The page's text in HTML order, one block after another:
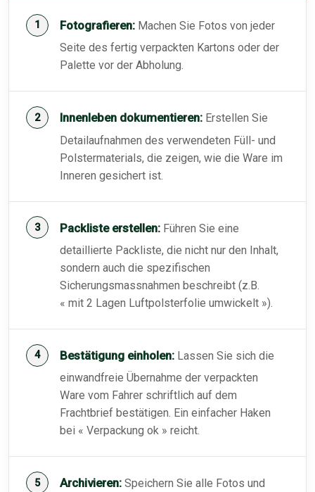
Fotografieren: Machen Sie Fotos von jeder
Seite des fertig verpackten Kartons oder der
Palette vor der Abholung.
Innenleben dokumentieren: Erstellen Sie
Detailaufnahmen des verwendeten Füll- und
Polstermaterials, die zeigen, wie die Ware im
Inneren gesichert ist.
Packliste erstellen: Führen Sie eine
detaillierte Packliste, die nicht nur den Inhalt,
sondern auch die spezifischen
Sicherungsmassnahmen beschreibt (z.B.
« mit 2 Lagen Luftpolsterfolie umwickelt »).
Bestätigung einholen: Lassen Sie sich die
einwandfreie Übernahme der verpackten
Ware vom Fahrer schriftlich auf dem
Frachtbrief bestätigen. Ein einfacher Haken
bei « Verpackung ok » reicht.
Archivieren: Speichern Sie alle Fotos und